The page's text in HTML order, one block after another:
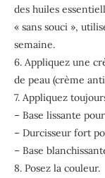
des huiles
« sans souci »,
semaine.
6. Appliquez une
de peau (crème
7. Appliquez
– Base lissante
– Durcisseur fort
– Base
8. Posez la couleur.